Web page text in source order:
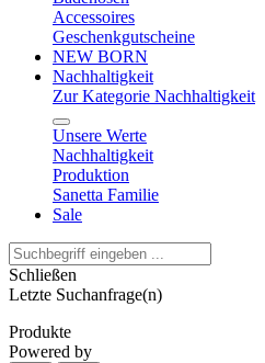
Accessoires
Geschenkgutscheine
NEW BORN
Nachhaltigkeit
Zur Kategorie Nachhaltigkeit
Unsere Werte
Nachhaltigkeit
Produktion
Sanetta Familie
Sale
Schließen
Letzte Suchanfrage(n)
Produkte
Powered by